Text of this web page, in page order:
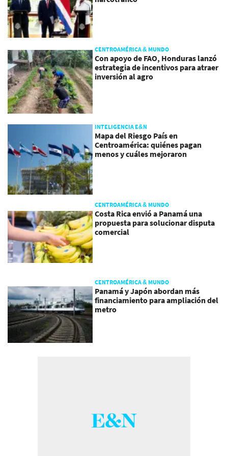
CENTROAMÉRICA & MUNDO
Con apoyo de FAO, Honduras lanzó
estrategia de incentivos para atraer
inversión al agro
INTELIGENCIA E&N
Mapa del Riesgo País en
Centroamérica: quiénes pagan
menos y cuáles mejoraron
CENTROAMÉRICA & MUNDO
Costa Rica envió a Panamá una
propuesta para solucionar disputa
comercial
CENTROAMÉRICA & MUNDO
Panamá y Japón abordan más
financiamiento para ampliación del
metro